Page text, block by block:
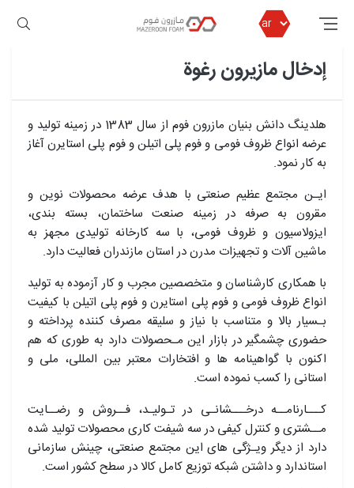
مازرون فوم إدخال مازیرون رغوة
إدخال مازیرون رغوة
هلدینگ دانش بنیان مازرون فوم از سال 1383 در زمینه تولید و
عرضه انواع ظروف فومی و فوم پلی اتیلن و فوم پلی استایرن آغاز
به کار نمود.
ایـن مجتمع عظیم صنعتی با هدف عرضه محصولات نوین و
مقرون به صرفه در زمینه صنعت ساختمان، بسته بندی،
ایزولاسیون و ظروف فومی، با سه کارخانه تولیدی مجهز به
ماشین آلات و تجهیزات مدرن در استان مازندران فعالیت دارد.
با همکاری کارشناسان و متخصصین مجرب و کار آزموده به تولید
انواع ظروف فومی و فوم پلی استایرن و فوم پلی اتیلن با کیفیت
بـسیار بالا و متناسب با نیاز و سلیقه مصرف کننده پرداخته و
حضوری چشمگیر در بازار این مـحصولات دارد به طوری که هم
اکنون با گواهینامه ها و افتخارات معتبر بین المللی، ملی و
استانی را کسب نموده است.
کـــارنامــه درخـــشانـی در تـولیـد، فــروش و رضــایت
مــشتری و کنترل کیفی در سه شیفت کاری محصولات تولید شده
دارد از دیگر ویـژگی های این مجتمع صنعتی، چینش سازمانی
استاندارد و داشتن شبکه توزیع کامل کالا در سطح کشور است.